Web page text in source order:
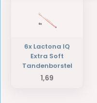
6x Lactona IQ
Extra Soft
Tandenborstel
1,69